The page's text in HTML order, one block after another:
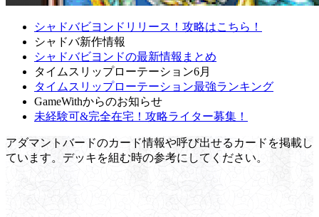
シャドバビヨンドリリース！攻略はこちら！
シャドバ新作情報
シャドバビヨンドの最新情報まとめ
タイムスリップローテーション6月
タイムスリップローテーション最強ランキング
GameWithからのお知らせ
未経験可&完全在宅！攻略ライター募集！
アダマントバードのカード情報や呼び出せるカードを掲載し
ています。デッキを組む時の参考にしてください。